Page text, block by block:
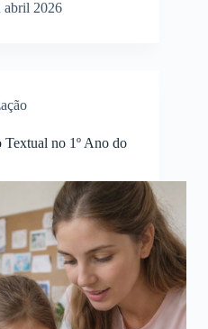
abril 2026
Textual no 1º Ano do